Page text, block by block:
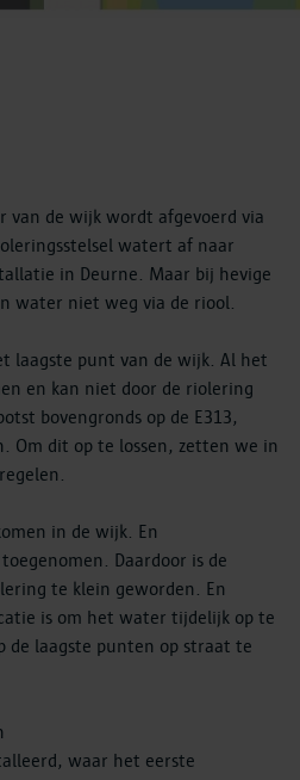
van de wijk wordt afgevoerd via
watert af naar
in Deurne. Maar bij hevige
water niet weg via de riool.
laagste punt van de wijk. Al het
en kan niet door de riolering
bovengronds op de E313,
Om dit op te lossen, zetten we in
in de wijk. En
Daardoor is de
te klein geworden. En
is om het water tijdelijk op te
de laagste punten op straat te
waar het eerste